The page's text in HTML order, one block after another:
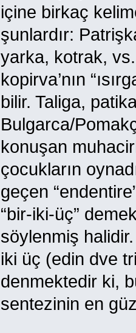
içine birkaç
şunlardır:
yarka, kotrak, vs.
kopirva’nın
bilir. Taliga,
Bulgarca/
konuşan
çocukların
geçen
“bir-iki-üç”
söylenmiş
iki üç (edin dve
denmektedir ki,
sentezinin en